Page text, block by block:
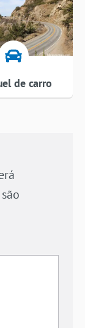
de carro